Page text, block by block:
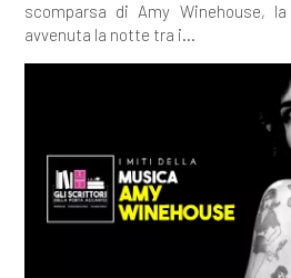
scomparsa di Amy Winehouse,
avvenuta la notte tra i...